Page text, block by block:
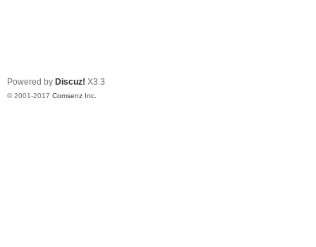
Powered by Discuz! X3.3
© 2001-2017 Comsenz Inc.